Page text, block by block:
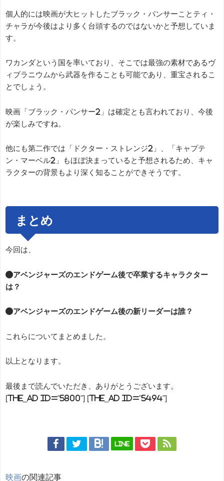
個人的には映画が大ヒットしたブラック・パンサーことティ・
チャラが今後はより多く台頭するのではないかと予想していま
す。
ワカンダという国を率いており、そこでは最強の素材であるヴ
ィブラニウムから武器を作ることも可能であり、重宝されるこ
とでしょう。
映画「ブラック・パンサー2」は確定とも言われており、今後
が楽しみですね。
他にも第二作では「ドクター・ストレンジ2」、「キャプテ
ン・マーベル2」もほぼ決まっていると予想されるため、キャ
ラクターの背景もより深く知ることができそうです。
まとめ
今回は、
●アベンジャーズのエンドゲーム後で卒業するキャラクター
は？
●アベンジャーズのエンドゲーム後の新リーダーは誰？
これらについてまとめました。
以上となります。
最後まで読んでいただき、ありがとうございます。
[the_ad id="5800"] [the_ad id="5494"]
LINE
映画の関連記事